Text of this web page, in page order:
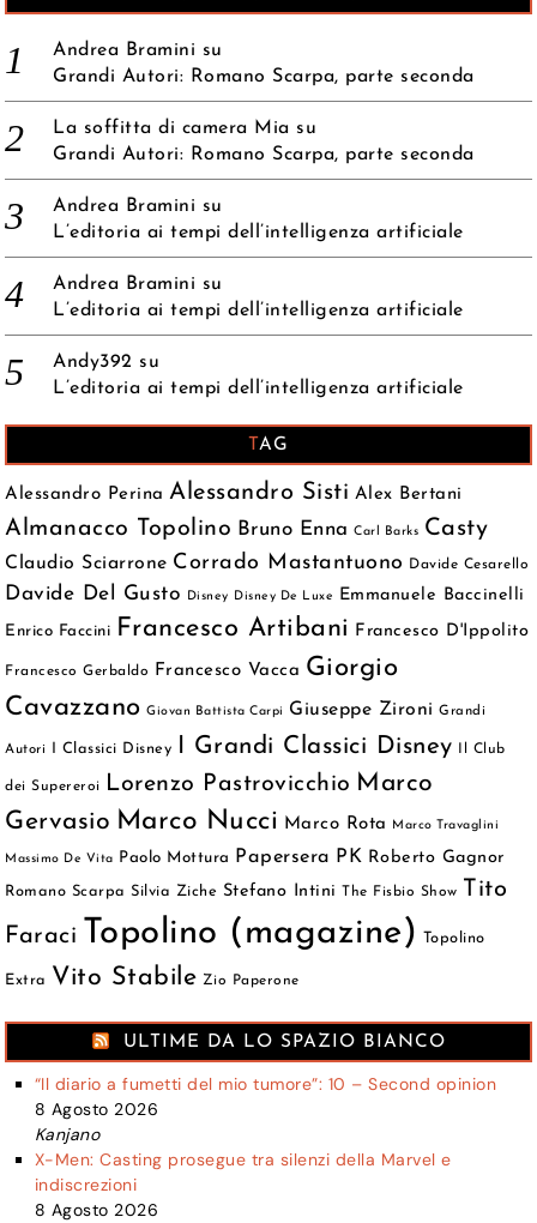
Andrea Bramini su
Grandi Autori: Romano Scarpa, parte seconda
La soffitta di camera Mia su
Grandi Autori: Romano Scarpa, parte seconda
Andrea Bramini su
L’editoria ai tempi dell’intelligenza artificiale
Andrea Bramini su
L’editoria ai tempi dell’intelligenza artificiale
Andy392 su
L’editoria ai tempi dell’intelligenza artificiale
TAG
Alessandro Perina Alessandro Sisti Alex Bertani
Almanacco Topolino Bruno Enna Carl Barks Casty
Claudio Sciarrone Corrado Mastantuono Davide Cesarello
Davide Del Gusto Disney Disney De Luxe Emmanuele Baccinelli
Enrico Faccini Francesco Artibani Francesco D'Ippolito
Francesco Gerbaldo Francesco Vacca Giorgio
Cavazzano Giovan Battista Carpi Giuseppe Zironi Grandi
Autori I Classici Disney I Grandi Classici Disney Il Club
dei Supereroi Lorenzo Pastrovicchio Marco
Gervasio Marco Nucci Marco Rota Marco Travaglini
Massimo De Vita Paolo Mottura Papersera PK Roberto Gagnor
Romano Scarpa Silvia Ziche Stefano Intini The Fisbio Show Tito
Faraci
Topolino (magazine) Topolino
Extra Vito Stabile Zio Paperone
ULTIME DA LO SPAZIO BIANCO
“Il diario a fumetti del mio tumore”: 10 – Second opinion
8 Agosto 2026
Kanjano
X-Men: Casting prosegue tra silenzi della Marvel e
indiscrezioni
8 Agosto 2026